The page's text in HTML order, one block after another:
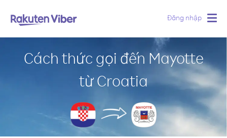
Đăng nhập
Cách thức gọi đến Mayotte
từ Croatia